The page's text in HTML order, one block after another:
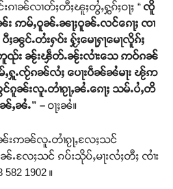
ၢၼ်လၢတ်ႈတီႈၽူႈတွႆႇႁွၵ်ႈဝႃႈ “ ၸိူ
း ဢမ်ႇဝူၼ်ႉၼႃႈဝူၼ်ႉလင်ၵေႃႈ ၸၢ
ၼွင်ႉတႆးႁဝ်း ႁႂ်ႈမေႃႁႃမေႃလိူၵ်ႈ
တူၺ်း ၼႂ်းၾဵတ်ႉၼႂ်းလၢႆးသေ ဢဝ်ၵၼ်
ႁူႉၸႂ်ၵၼ်လႆႈ ပေႃးပဵၼ်ၼႆမႃး ၽႂ်ဢ
ၵူၼ်းလူႉတၢႆၵႂႃႇၼႆႉၵေႃႈ သမ်ႉပႆႇတိ
ႇၼႆႉ” – ဝႃႈၼႆ။
ၼ်းဢၼ်လူႉတၢႆၵႂႃႇလႄႈသင်
ႄႈသင် ၵပ်းသိုပ်ႇမႃးလႆႈတီႈ ၸၢႆး
1902 ။